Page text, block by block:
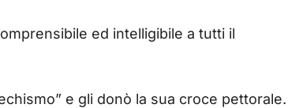
ed intelligibile a tutti il
e gli donò la sua croce pettorale.